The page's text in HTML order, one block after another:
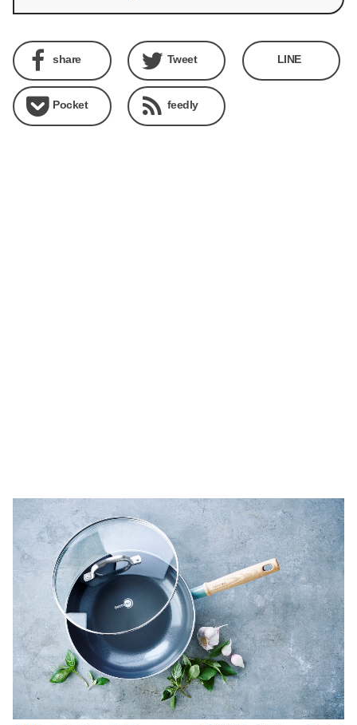
share Tweet LINE
Pocket feedly